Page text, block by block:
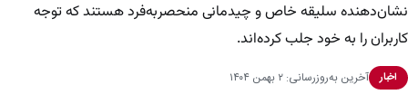
نشان‌دهنده سلیقه خاص و چیدمانی منحصر‌به‌فرد هستند که توجه
کاربران را به خود جلب کرده‌اند.
اخبار آخرین به‌روزرسانی: ۲ بهمن ۱۴۰۴